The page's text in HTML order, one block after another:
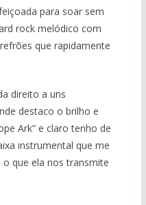
para soar sem
rock melódico com
que rapidamente
direito a uns
destaco o brilho e
Ark” e claro tenho de
instrumental que me
que ela nos transmite